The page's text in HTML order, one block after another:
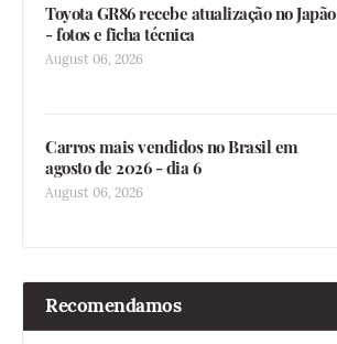
Toyota GR86 recebe atualização no Japão
- fotos e ficha técnica
August 06, 2026
Carros mais vendidos no Brasil em
agosto de 2026 - dia 6
August 06, 2026
Recomendamos